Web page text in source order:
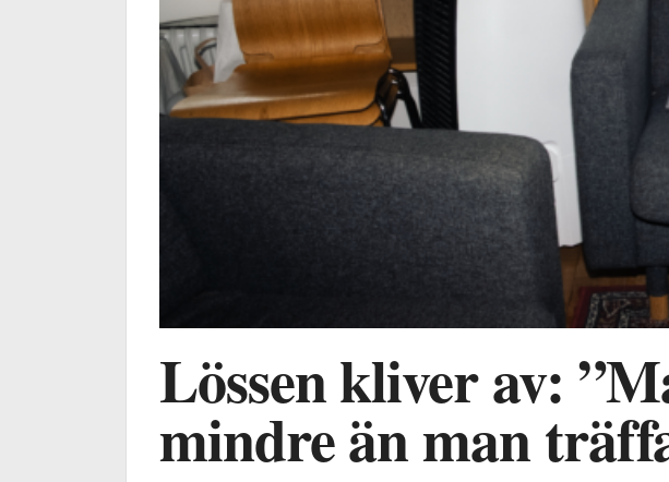
Lössen kliver av:
mindre än man